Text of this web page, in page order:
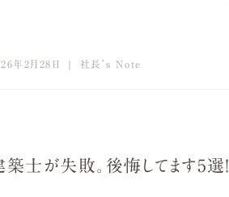
年2月28日 社長’s Note
築士が失敗。後悔してます5選！